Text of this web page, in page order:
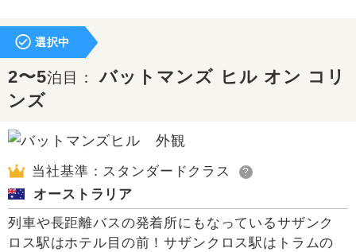
選択中
2〜5泊目：バットマンズ ヒル オン コリ
ンズ
当社基準：スタンダードクラス ?
オーストラリア
列車や長距離バスの発着所にもなっているサザンク
ロス駅はホテル目の前！サザンクロス駅はトラムの